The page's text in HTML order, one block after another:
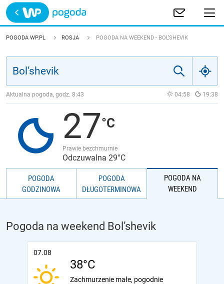
Trwa ładowanie
POLSKA
JAKOŚĆ POWIETRZA
POGODA WP.PL ROSJA POGODA NA WEEKEND - BOL’SHEVIK
Aktualna pogoda, godz. 8:43 04:58 19:38
27
Prawie bezchmurnie
Odczuwalna 29°C
POGODA
GODZINOWA
POGODA
DŁUGOTERMINOWA
POGODA NA
WEEKEND
Pogoda na weekend Bol’shevik
07.08
38°C
Zachmurzenie małe, pogodnie